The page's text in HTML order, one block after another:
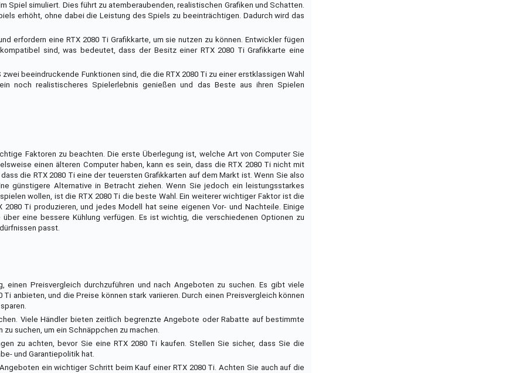
Spiel simuliert. Dies führt zu atemberaubenden, realistischen Grafiken und Schatten.
erhöht, ohne dabei die Leistung des Spiels zu beeinträchtigen. Dadurch wird das
erfordern eine RTX 2080 Ti Grafikkarte, um sie nutzen zu können. Entwickler fügen
sind, was bedeutet, dass der Besitz einer RTX 2080 Ti Grafikkarte eine
beeindruckende Funktionen sind, die die RTX 2080 Ti zu einer erstklassigen Wahl
noch realistischeres Spielerlebnis genießen und das Beste aus ihren Spielen
Faktoren zu beachten. Die erste Überlegung ist, welche Art von Computer Sie
einen älteren Computer haben, kann es sein, dass die RTX 2080 Ti nicht mit
die RTX 2080 Ti eine der teuersten Grafikkarten auf dem Markt ist. Wenn Sie also
günstigere Alternative in Betracht ziehen. Wenn Sie jedoch ein leistungsstarkes
wollen, ist die RTX 2080 Ti die beste Wahl. Ein weiterer wichtiger Faktor ist die
Ti produzieren, und jedes Modell hat seine eigenen Vor- und Nachteile. Einige
eine bessere Kühlung verfügen. Es ist wichtig, die verschiedenen Optionen zu
passt.
Preisvergleich durchzuführen und nach Angeboten zu suchen. Es gibt viele
anbieten, und die Preise können stark variieren. Durch einen Preisvergleich können
Viele Händler bieten zeitlich begrenzte Angebote oder Rabatte auf bestimmte
suchen, um ein Schnäppchen zu machen.
zu achten, bevor Sie eine RTX 2080 Ti kaufen. Stellen Sie sicher, dass Sie die
und Garantiepolitik hat.
ein wichtiger Schritt beim Kauf einer RTX 2080 Ti. Achten Sie auch auf die